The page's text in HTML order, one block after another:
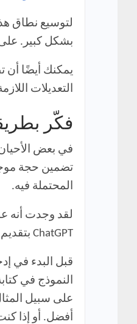
لتوسيع نطاق
بشكل كبير. على
التعديلات
فكّر
المحتملة فيه.
ChatGPT بتقديم شرح إبداعي موجز للموضوع. هذا الأسلوب يساعد على فهم أعمق وأكثر شمولية للمفاهيم المعقدة.
النموذج في
أفضل. أو إذا